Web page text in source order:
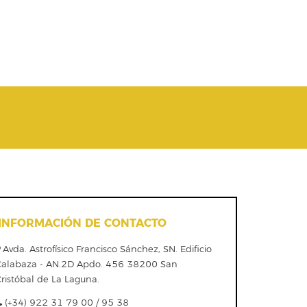
DE CONTACTO
Avda. Astrofísico Francisco Sánchez, SN. Edificio
- AN.2D Apdo. 456 38200 San
de La Laguna.
(+34) 922 31 79 00 / 95 38